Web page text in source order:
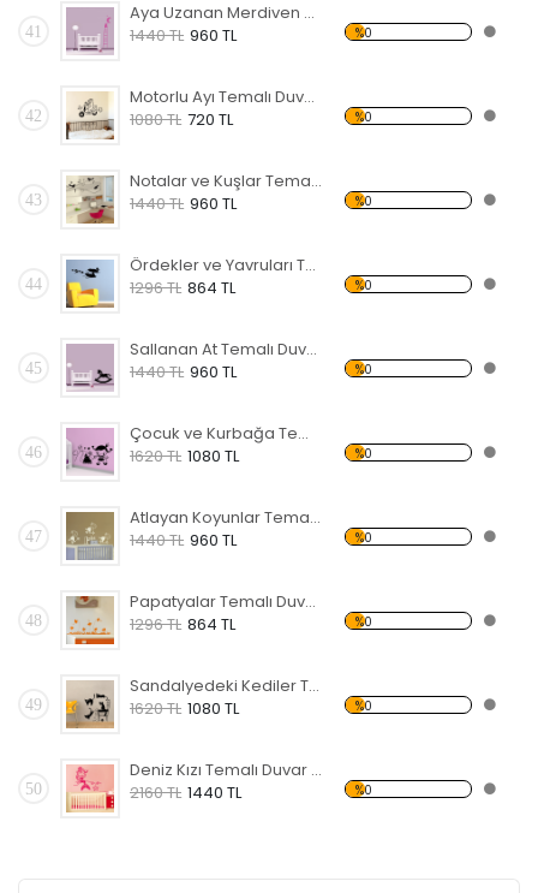
41
Aya Uzanan Merdiven Temalı Duvar Sticker
1440 TL 960 TL %0
42
Motorlu Ayı Temalı Duvar Sticker
1080 TL 720 TL %0
43
Notalar ve Kuşlar Temalı Duvar Sticker
1440 TL 960 TL %0
44
Ördekler ve Yavruları Temalı Duvar Sticker
1296 TL 864 TL %0
45
Sallanan At Temalı Duvar Sticker
1440 TL 960 TL %0
46
Çocuk ve Kurbağa Temalı Duvar Sticker
1620 TL 1080 TL %0
47
Atlayan Koyunlar Temalı Duvar Sticker
1440 TL 960 TL %0
48
Papatyalar Temalı Duvar Sticker
1296 TL 864 TL %0
49
Sandalyedeki Kediler Temalı Duvar Sticker
1620 TL 1080 TL %0
50
Deniz Kızı Temalı Duvar Sticker
2160 TL 1440 TL %0